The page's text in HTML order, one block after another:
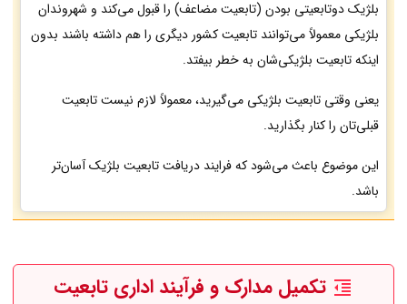
بلژیک دوتابعیتی بودن (تابعیت مضاعف) را قبول می‌کند و شهروندان
بلژیکی معمولاً می‌توانند تابعیت کشور دیگری را هم داشته باشند بدون
اینکه تابعیت بلژیکی‌شان به خطر بیفتد.
یعنی وقتی تابعیت بلژیکی می‌گیرید، معمولاً لازم نیست تابعیت
قبلی‌تان را کنار بگذارید.
این موضوع باعث می‌شود که فرایند دریافت تابعیت بلژیک آسان‌تر
باشد.
تکمیل مدارک و فرآیند اداری تابعیت